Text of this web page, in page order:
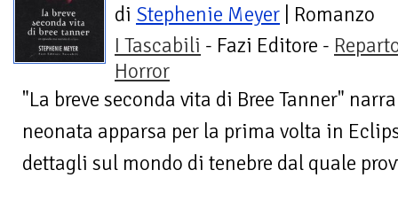
di Stephenie Meyer | Romanzo
I Tascabili - Fazi Editore -
Horror
"La breve seconda vita di Bree Tanner"
neonata apparsa per la prima volta in
dettagli sul mondo di tenebre dal quale